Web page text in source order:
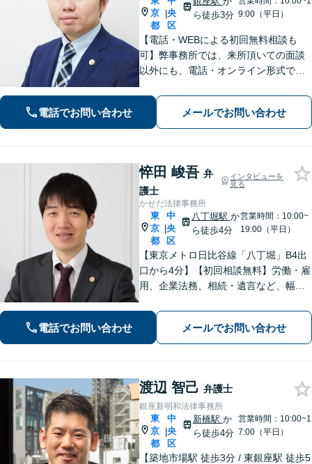
京
都
|央
区
ら徒歩3分 9:00（平日）
【電話・WEBによる初回無料相談も
可】弊事務所では、来所頂いての面談
以外にも、電話・オンライン形式での
にご相談頂くことで、今のご不安が和
らぐとともに、問題解決のために前に
進むことができます。
電話でお問い合わせ メールでお問い合わせ
悴田 峻吾 弁
護士
インタビューを
見る
かせだ法律事務所
東
京
都
|
中
央
区
八丁堀駅 か
ら徒歩4分
営業時間：10:00~
19:00（平日）
【東京メトロ日比谷線「八丁堀」B4出
口から4分】【初回相談無料】労働・雇
用、企業法務、相続・遺言など、幅広
いる方の力になりたいと思い、弁護士
になりました。お気軽にご相談くださ
い。【電話相談可】【休日面談可】
電話でお問い合わせ メールでお問い合わせ
渡辺 智己 弁護士
銀座新明和法律事務所
東
京
都
|
中
央
区
新橋駅 か
ら徒歩4分
営業時間：10:00~1
7:00（平日）
【築地市場駅 徒歩3分 / 東銀座駅 徒歩5